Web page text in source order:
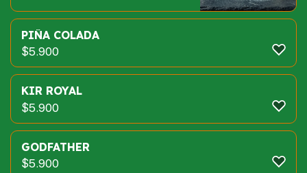
PIÑA COLADA
$5.900
KIR ROYAL
$5.900
GODFATHER
$5.900